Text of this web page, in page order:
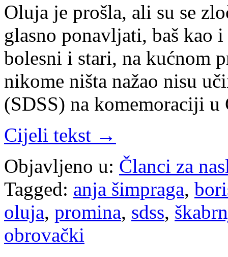
Oluja je prošla, ali su se
glasno ponavljati, baš kao
bolesni i stari, na kućnom
nikome ništa nažao nisu
(SDSS) na komemoraciji
Cijeli tekst →
Objavljeno u: Članci za
Tagged: anja šimpraga,
oluja, promina, sdss,
obrovački